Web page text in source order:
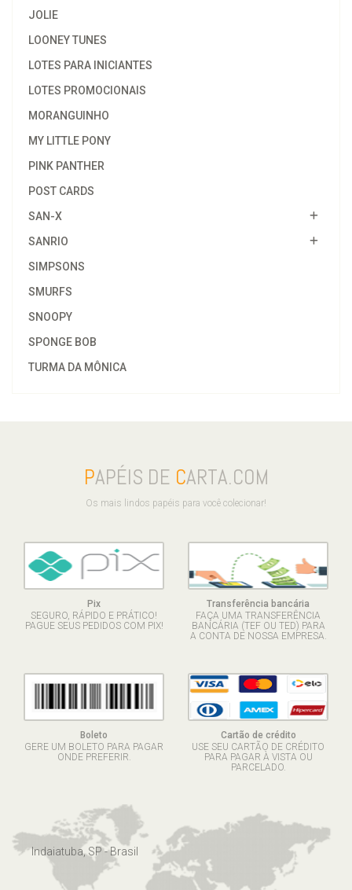
JOLIE
LOONEY TUNES
LOTES PARA INICIANTES
LOTES PROMOCIONAIS
MORANGUINHO
MY LITTLE PONY
PINK PANTHER
POST CARDS
SAN-X
SANRIO
SIMPSONS
SMURFS
SNOOPY
SPONGE BOB
TURMA DA MÔNICA
PAPÉIS DE CARTA.COM
Os mais lindos papéis para você colecionar!
Pix
SEGURO, RÁPIDO E PRÁTICO!
PAGUE SEUS PEDIDOS COM PIX!
Transferência bancária
FAÇA UMA TRANSFERÊNCIA
BANCÁRIA (TEF OU TED) PARA
A CONTA DE NOSSA EMPRESA.
Boleto
GERE UM BOLETO PARA PAGAR
ONDE PREFERIR.
Cartão de crédito
USE SEU CARTÃO DE CRÉDITO
PARA PAGAR À VISTA OU
PARCELADO.
Indaiatuba, SP - Brasil